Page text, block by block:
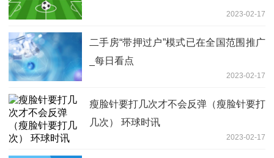
2023-02-17
二手房“带押过户”模式已在全国范围推广
_每日看点
2023-02-17
瘦脸针要打几次才不会反弹（瘦脸针要打
几次） 环球时讯
2023-02-17